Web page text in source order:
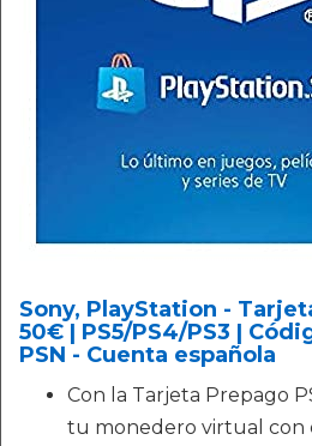
Sony, PlayStation -
50€ | PS5/PS4/PS3 |
PSN - Cuenta española
Con la Tarjeta Prepago
tu monedero virtual con